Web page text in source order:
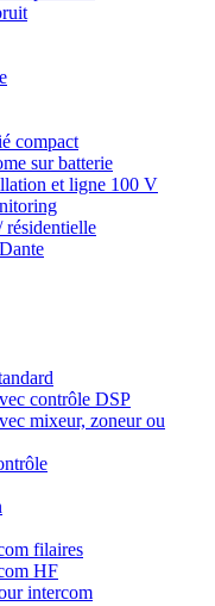
compact
sur batterie
et ligne 100 V
contrôle DSP
mixeur, zoneur ou
filaires
HF
intercom